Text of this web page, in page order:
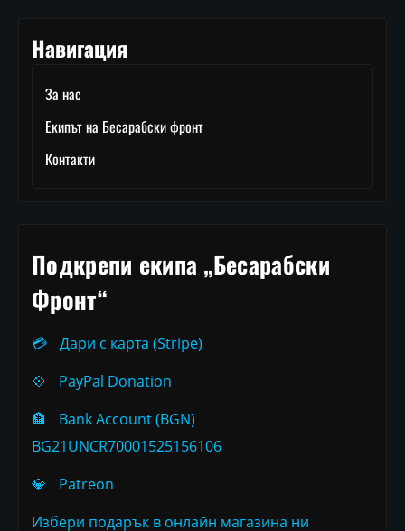
Навигация
За нас
Екипът на Бесарабски фронт
Контакти
Подкрепи екипа „Бесарабски
Фронт“
💳
Дари с карта (Stripe)
💠
PayPal Donation
🏦
Bank Account (BGN)
BG21UNCR70001525156106
💎
Patreon
Избери подарък в онлайн магазина ни